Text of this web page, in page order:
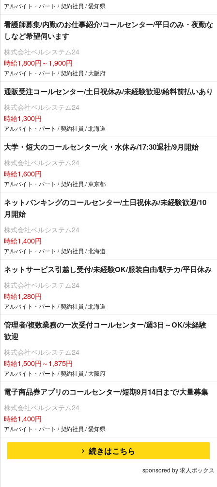
アルバイト・パート / 契約社員 / 愛知県
看護師募集/内勤のお仕事紹介/コールセンター/平日のみ・夜勤な
しなど希望伺います
株式会社ベルシステム24
時給1,800円～1,900円
アルバイト・パート / 契約社員 / 大阪府
通販受注コールセンター/土日祝休み/未経験歓迎/給料前払いあり
株式会社ベルシステム24
時給1,300円
アルバイト・パート / 契約社員 / 北海道
大学・短大のコールセンター/火・水休み/17:30退社/9月開始
株式会社ベルシステム24
時給1,600円
アルバイト・パート / 契約社員 / 東京都
ネットバンキングのコールセンター/土日祝休み/未経験歓迎/10
月開始
株式会社ベルシステム24
時給1,400円
アルバイト・パート / 契約社員 / 北海道
ネットサービス引越し受付/未経験OK/服装自由/駅チカ/平日休み
株式会社ベルシステム24
時給1,280円
アルバイト・パート / 契約社員 / 北海道
管理者/複数業務の一次受付コールセンター/週3日～OK/未経験
歓迎
株式会社ベルシステム24
時給1,500円～1,875円
アルバイト・パート / 契約社員 / 大阪府
電子商品券アプリのコールセンター/短期9月14日まで/大量募集
株式会社ベルシステム24
時給1,400円
アルバイト・パート / 契約社員 / 愛知県
続きはこちら
sponsored by 求人ボックス